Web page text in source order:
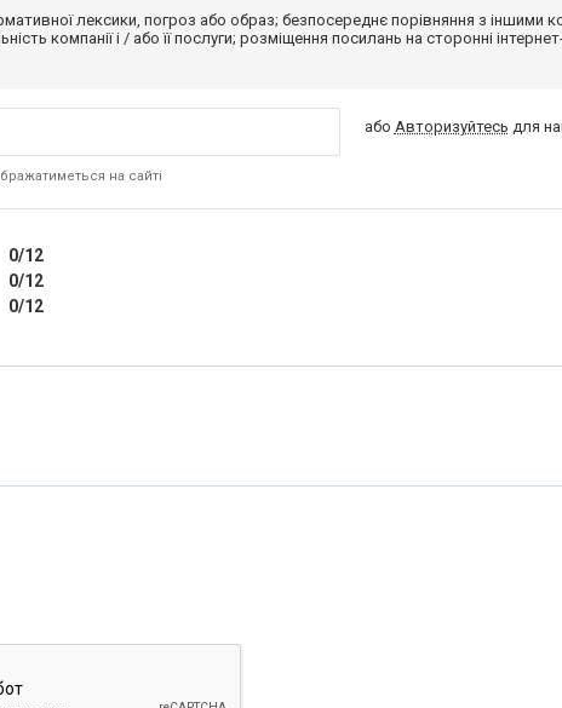
лексики, погроз або образ; безпосереднє порівняння з іншими
компанії і / або її послуги; розміщення посилань на сторонні
на сайті
або Авторизуйтесь для
0/12
0/12
0/12